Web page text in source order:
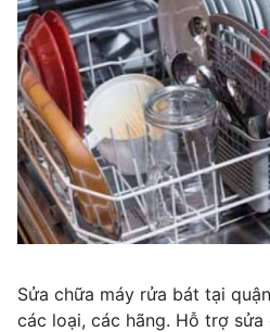
Sửa chữa máy rửa bát tại
các loại, các hãng. Hỗ trợ